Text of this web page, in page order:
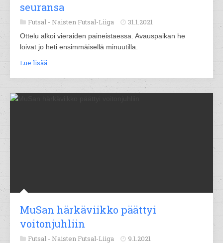
seuransa
Futsal - Naisten Futsal-Liiga 31.1.2021
Ottelu alkoi vieraiden paineistaessa. Avauspaikan he
loivat jo heti ensimmäisellä minuutilla.
Lue lisää
MuSan härkäviikko päättyi
voitonjuhliin
Futsal - Naisten Futsal-Liiga 9.1.2021